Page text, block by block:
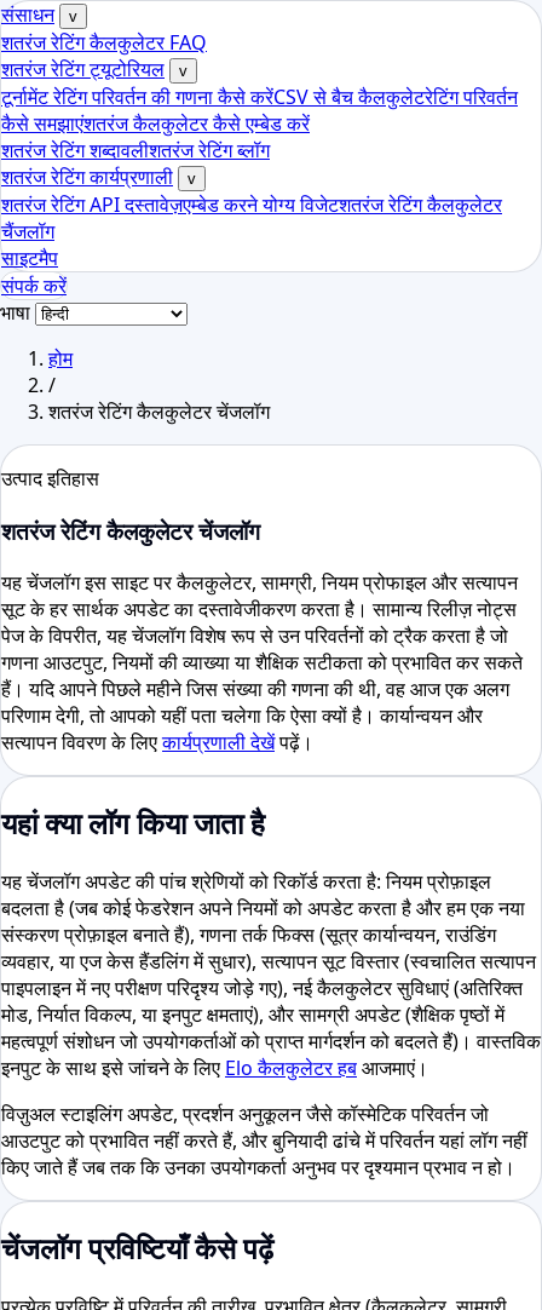
संसाधन
v
शतरंज रेटिंग कैलकुलेटर FAQ
शतरंज रेटिंग ट्यूटोरियल
v
टूर्नामेंट रेटिंग परिवर्तन की गणना कैसे करेंCSV से बैच कैलकुलेटरेटिंग परिवर्तन
कैसे समझाएंशतरंज कैलकुलेटर कैसे एम्बेड करें
शतरंज रेटिंग शब्दावलीशतरंज रेटिंग ब्लॉग
शतरंज रेटिंग कार्यप्रणाली
v
शतरंज रेटिंग API दस्तावेज़एम्बेड करने योग्य विजेटशतरंज रेटिंग कैलकुलेटर
चैंजलॉग
साइटमैप
संपर्क करें
भाषा
होम
/
शतरंज रेटिंग कैलकुलेटर चेंजलॉग
उत्पाद इतिहास
शतरंज रेटिंग कैलकुलेटर चेंजलॉग
यह चेंजलॉग इस साइट पर कैलकुलेटर, सामग्री, नियम प्रोफाइल और सत्यापन
सूट के हर सार्थक अपडेट का दस्तावेजीकरण करता है। सामान्य रिलीज़ नोट्स
पेज के विपरीत, यह चेंजलॉग विशेष रूप से उन परिवर्तनों को ट्रैक करता है जो
गणना आउटपुट, नियमों की व्याख्या या शैक्षिक सटीकता को प्रभावित कर सकते
हैं। यदि आपने पिछले महीने जिस संख्या की गणना की थी, वह आज एक अलग
परिणाम देगी, तो आपको यहीं पता चलेगा कि ऐसा क्यों है। कार्यान्वयन और
सत्यापन विवरण के लिएकार्यप्रणाली देखेंपढ़ें।
यहां क्या लॉग किया जाता है
यह चेंजलॉग अपडेट की पांच श्रेणियों को रिकॉर्ड करता है: नियम प्रोफ़ाइल
बदलता है (जब कोई फेडरेशन अपने नियमों को अपडेट करता है और हम एक नया
संस्करण प्रोफ़ाइल बनाते हैं), गणना तर्क फिक्स (सूत्र कार्यान्वयन, राउंडिंग
व्यवहार, या एज केस हैंडलिंग में सुधार), सत्यापन सूट विस्तार (स्वचालित सत्यापन
पाइपलाइन में नए परीक्षण परिदृश्य जोड़े गए), नई कैलकुलेटर सुविधाएं (अतिरिक्त
मोड, निर्यात विकल्प, या इनपुट क्षमताएं), और सामग्री अपडेट (शैक्षिक पृष्ठों में
महत्वपूर्ण संशोधन जो उपयोगकर्ताओं को प्राप्त मार्गदर्शन को बदलते हैं)। वास्तविक
इनपुट के साथ इसे जांचने के लिए Elo कैलकुलेटर हबआजमाएं।
विज़ुअल स्टाइलिंग अपडेट, प्रदर्शन अनुकूलन जैसे कॉस्मेटिक परिवर्तन जो
आउटपुट को प्रभावित नहीं करते हैं, और बुनियादी ढांचे में परिवर्तन यहां लॉग नहीं
किए जाते हैं जब तक कि उनका उपयोगकर्ता अनुभव पर दृश्यमान प्रभाव न हो।
चेंजलॉग प्रविष्टियाँ कैसे पढ़ें